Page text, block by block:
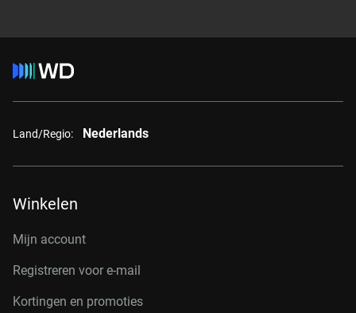
Land/Regio: Nederlands
Winkelen
Mijn account
Registreren voor e-mail
Kortingen en promoties